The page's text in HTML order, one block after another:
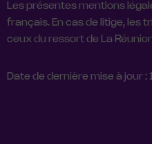
Les présentes mentions
français. En cas de litige, les
ceux du ressort de La
Date de dernière mise à jour